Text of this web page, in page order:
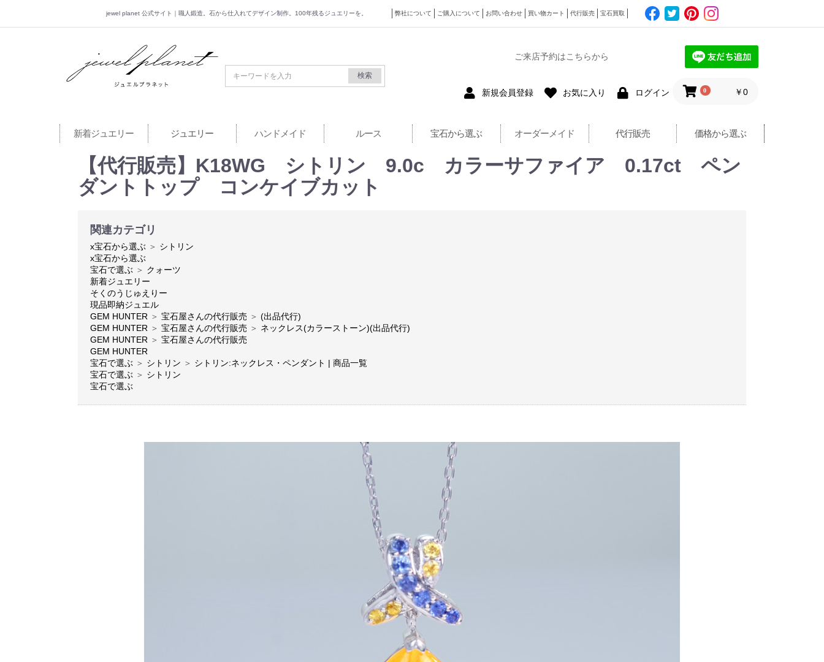
jewel planet 公式サイト｜職人鍛造。石から仕入れてデザイン制作。100年残るジュエリーを。 弊社について ご購入について お問い合わせ 買い物カート 代行販売 宝石買取
jewel planet 公式サイト
検索
ご来店予約はこちらから
新規会員登録 お気に入り ログイン 0 ￥0
新着ジュエリー ジュエリー ハンドメイド ルース 宝石から選ぶ オーダーメイド 代行販売 価格から選ぶ
【代行販売】K18WG シトリン 9.0c カラーサファイア 0.17ct ペン
ダントトップ コンケイブカット
関連カテゴリ
x宝石から選ぶ ＞ シトリン
x宝石から選ぶ
宝石で選ぶ ＞ クォーツ
新着ジュエリー
そくのうじゅえりー
現品即納ジュエル
GEM HUNTER ＞ 宝石屋さんの代行販売 ＞ (出品代行)
GEM HUNTER ＞ 宝石屋さんの代行販売 ＞ ネックレス(カラーストーン)(出品代行)
GEM HUNTER ＞ 宝石屋さんの代行販売
GEM HUNTER
宝石で選ぶ ＞ シトリン ＞ シトリン:ネックレス・ペンダント | 商品一覧
宝石で選ぶ ＞ シトリン
宝石で選ぶ